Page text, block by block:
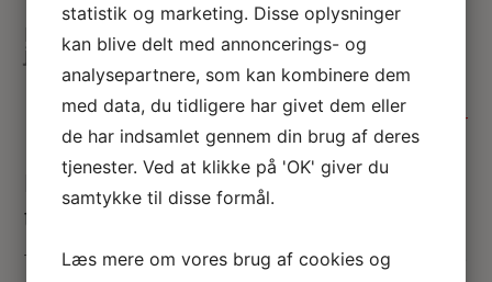
Miniature tepotte, tekopper og tedåse i
japansk stil 1:12
165.00
Ikke på lager
Dukkehus tepotte m tekopper og
tedåse
Tepotte sæt i porcelæn til dukkehusets japanske stue. Sætte
statistik og marketing. Disse oplysninger
kan blive delt med annoncerings- og
analysepartnere, som kan kombinere dem
med data, du tidligere har givet dem eller
de har indsamlet gennem din brug af deres
tjenester. Ved at klikke på 'OK' giver du
samtykke til disse formål.
Læs mere om vores brug af cookies og